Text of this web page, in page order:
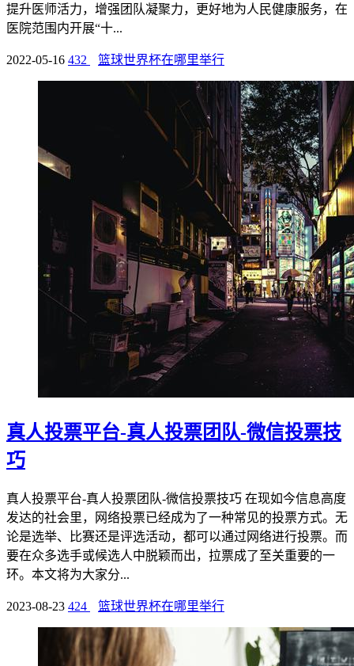
提升医师活力，增强团队凝聚力，更好地为人民健康服务，在
医院范围内开展“十...
2022-05-16 432 篮球世界杯在哪里举行
真人投票平台-真人投票团队-微信投票技
巧
真人投票平台-真人投票团队-微信投票技巧 在现如今信息高度
发达的社会里，网络投票已经成为了一种常见的投票方式。无
论是选举、比赛还是评选活动，都可以通过网络进行投票。而
要在众多选手或候选人中脱颖而出，拉票成了至关重要的一
环。本文将为大家分...
2023-08-23 424 篮球世界杯在哪里举行